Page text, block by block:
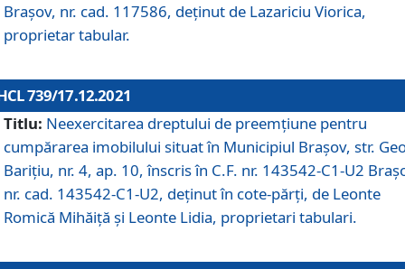
Brașov, nr. cad. 117586, deținut de Lazariciu Viorica,
proprietar tabular.
739/17.12.2021
Titlu: Neexercitarea dreptului de preemţiune pentru
cumpărarea imobilului situat în Municipiul Braşov, str.
Barițiu, nr. 4, ap. 10, înscris în C.F. nr. 143542-C1-U2
nr. cad. 143542-C1-U2, deținut în cote-părți, de Leonte
Romică Mihăiță și Leonte Lidia, proprietari tabulari.